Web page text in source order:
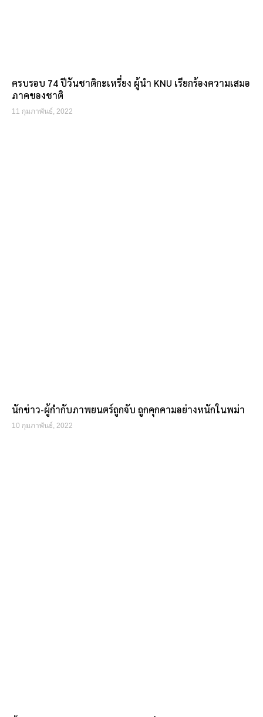
ครบรอบ 74 ปีวันชาติกะเหรี่ยง ผู้นำ KNU เรียกร้องความเสมอ
ภาคของชาติ
11 กุมภาพันธ์, 2022
นักข่าว-ผู้กำกับภาพยนตร์ถูกจับ ถูกคุกคามอย่างหนักในพม่า
10 กุมภาพันธ์, 2022